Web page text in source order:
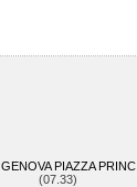
GENOVA PIAZZA PRINC.
(07.33)